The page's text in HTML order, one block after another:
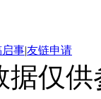
事|友链申请
仅